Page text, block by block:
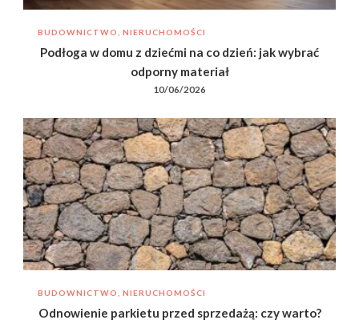
BUDOWNICTWO, NIERUCHOMOŚCI
Podłoga w domu z dziećmi na co dzień: jak wybrać
odporny materiał
10/06/2026
BUDOWNICTWO, NIERUCHOMOŚCI
Odnowienie parkietu przed sprzedażą: czy warto?